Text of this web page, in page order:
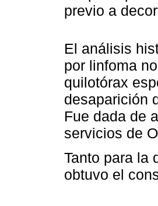
previo a
El análisis
por linfoma
quilotórax
desaparición
Fue dada de
servicios de
Tanto para la
obtuvo el